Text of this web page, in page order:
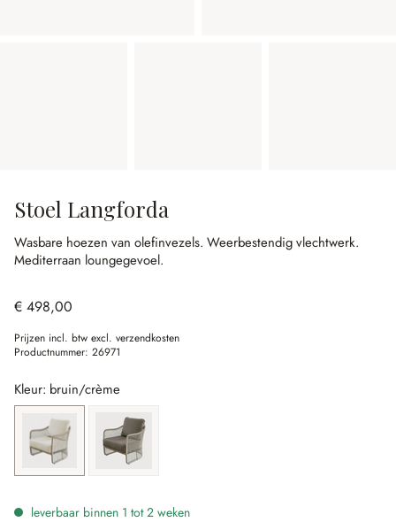
Stoel Langforda
Wasbare hoezen van olefinvezels. Weerbestendig vlechtwerk.
Mediterraan loungegevoel.
€ 498,00
Prijzen incl. btw excl. verzendkosten
Productnummer: 26971
Kleur: bruin/crème
bruin/crème bruin/grijs
leverbaar binnen 1 tot 2 weken